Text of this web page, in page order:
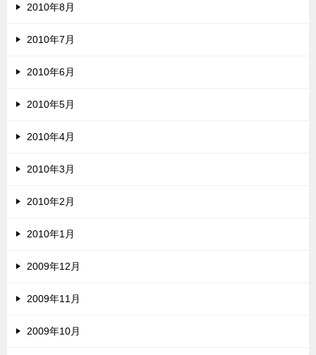
2010年8月
2010年7月
2010年6月
2010年5月
2010年4月
2010年3月
2010年2月
2010年1月
2009年12月
2009年11月
2009年10月